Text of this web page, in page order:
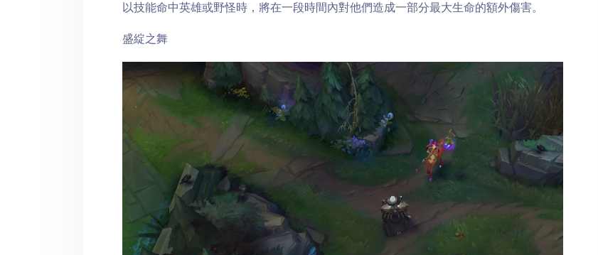
以技能命中英雄或野怪時，將在一段時間內對他們造成一部分最大生命的額外傷害。
盛綻之舞
Video
Player